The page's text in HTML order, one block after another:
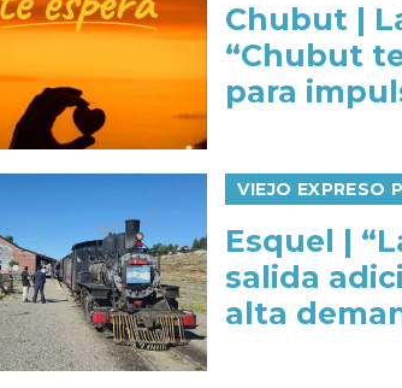
Chubut |
“Chubut
para
VIEJO EXPRESO
Esquel |
salida
alta